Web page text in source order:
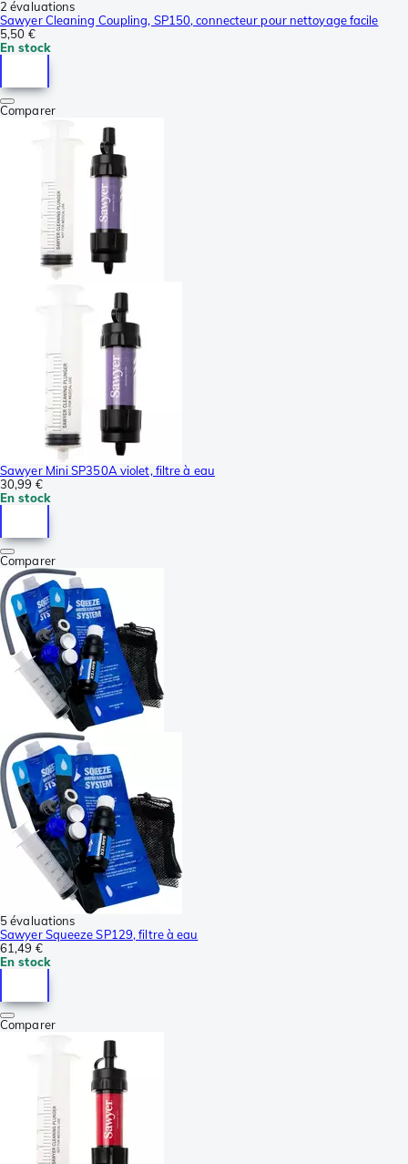
2 évaluations
Sawyer Cleaning Coupling, SP150, connecteur pour nettoyage facile
5,50 €
En stock
Comparer
Sawyer Mini SP350A violet, filtre à eau
30,99 €
En stock
Comparer
5 évaluations
Sawyer Squeeze SP129, filtre à eau
61,49 €
En stock
Comparer